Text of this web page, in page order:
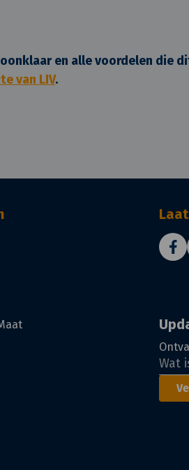
en alle voordelen die
van LIV.